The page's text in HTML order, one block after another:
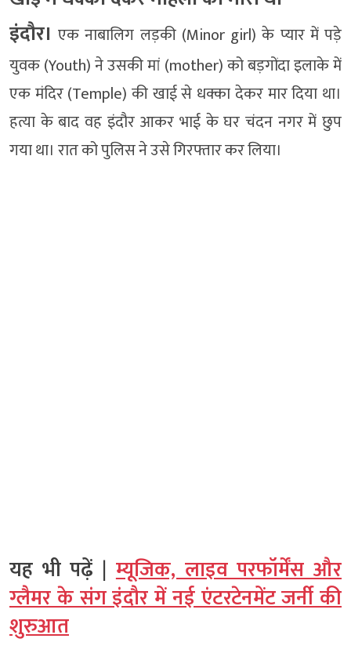
इंदौर। एक नाबालिग लड़की (Minor girl) के प्यार में पड़े
युवक (Youth) ने उसकी मां (mother) को बड़गोंदा इलाके में
एक मंदिर (Temple) की खाई से धक्का देकर मार दिया था।
हत्या के बाद वह इंदौर आकर भाई के घर चंदन नगर में छुप
गया था। रात को पुलिस ने उसे गिरफ्तार कर लिया।
यह भी पढ़ें |म्यूजिक, लाइव परफॉर्मेंस और
ग्लैमर के संग इंदौर में नई एंटरटेनमेंट जर्नी की
शुरुआत